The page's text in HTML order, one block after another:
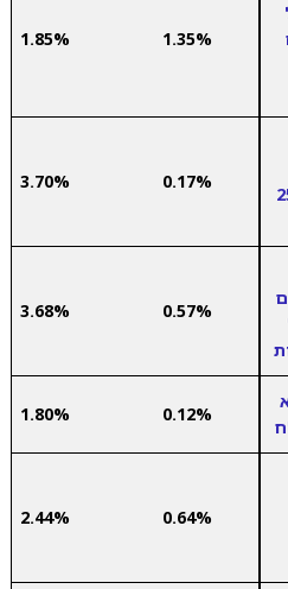
1.35%
1.85%
עד 25
0.17%
3.70%
0.57%
3.68%
0.12%
1.80%
0.64%
2.44%